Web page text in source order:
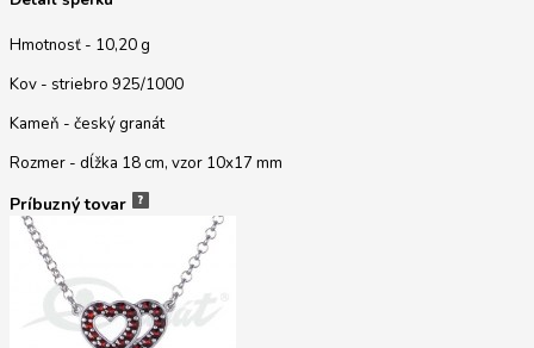
Hmotnosť - 10,20 g
Kov - striebro 925/1000
Kameň - český granát
Rozmer - dĺžka 18 cm, vzor 10x17 mm
Príbuzný tovar